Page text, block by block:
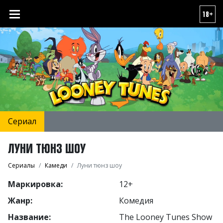
18+
Сериал
ЛУНИ ТЮНЗ ШОУ
Сериалы Камеди Луни тюнз шоу
Маркировка:
12+
Жанр:
Комедия
Название:
The Looney Tunes Show